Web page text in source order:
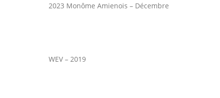
2023 Monôme Amienois – Décembre
WEV – 2019